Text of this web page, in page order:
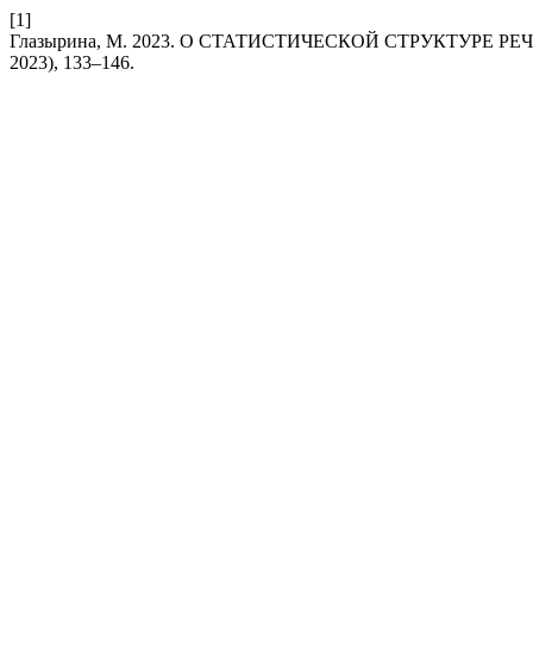
[1]
Глазырина, М. 2023. О СТАТИСТИЧЕСКОЙ СТРУКТУРЕ
2023), 133–146.